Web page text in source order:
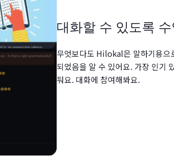
대화할 수 있도록
무엇보다도 Hilokal은 말하기용으
되었음을 알 수 있어요. 가장 인기
둬요. 대화에 참여해봐요.